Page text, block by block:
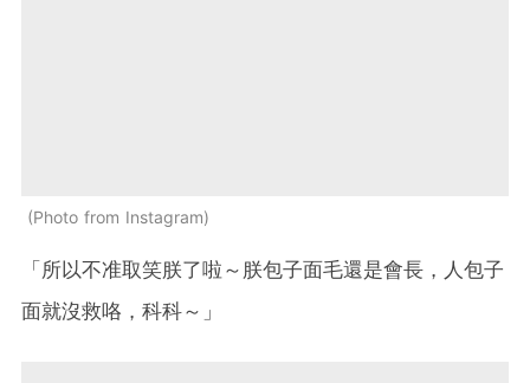
Photo from Instagram
「所以不准取笑朕了啦～朕包子面毛還是會長，人包子
面就沒救咯，科科～」